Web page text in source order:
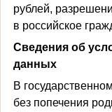
рублей,
в российское
Сведения об
данных
В
без попечения